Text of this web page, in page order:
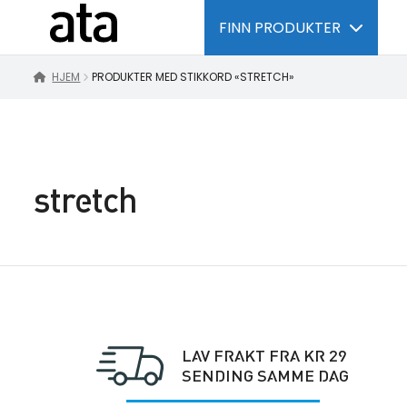
FINN PRODUKTER
HJEM PRODUKTER MED STIKKORD «STRETCH»
stretch
LAV FRAKT FRA KR 29
SENDING SAMME DAG